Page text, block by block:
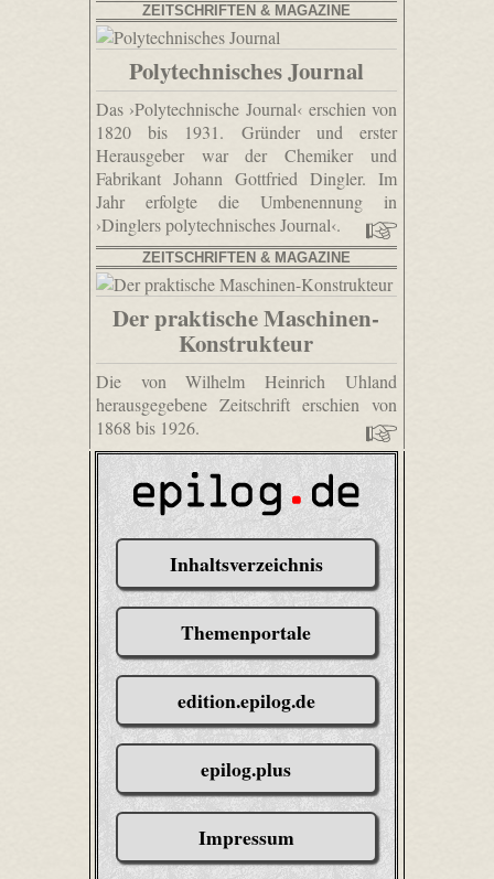
ZEITSCHRIFTEN & MAGAZINE
Polytechnisches Journal
Das ›Polytechnische Journal‹ erschien von
1820 bis 1931. Gründer und erster
Herausgeber war der Chemiker und
Fabrikant Johann Gottfried Dingler. Im
Jahr erfolgte die Umbenennung in
›Dinglers polytechnisches Journal‹.
ZEITSCHRIFTEN & MAGAZINE
Der praktische Maschinen-
Konstrukteur
Die von Wilhelm Heinrich Uhland
herausgegebene Zeitschrift erschien von
1868 bis 1926.
Inhaltsverzeichnis
Themenportale
edition.epilog.de
epilog.plus
Impressum